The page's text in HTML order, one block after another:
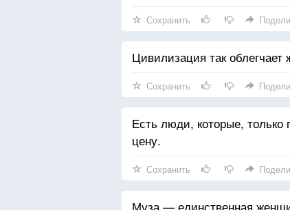
Сохранить
Цивилизация так
Сохранить
Есть люди, которые,
цену.
Сохранить
Муза — единственная